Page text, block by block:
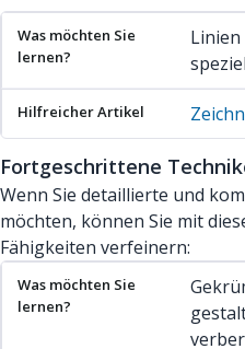
Fortgeschrittene
Wenn Sie detaillierte und
möchten, können Sie mit
Fähigkeiten verfeinern:
Was möchten Sie lernen?